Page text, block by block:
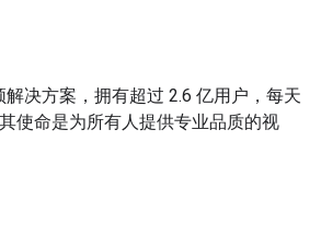
决方案，拥有超过 2.6 亿用户，每天
使命是为所有人提供专业品质的视